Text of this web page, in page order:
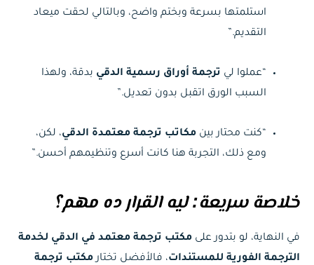
استلمتها بسرعة وبختم واضح، وبالتالي لحقت ميعاد
التقديم.”
“عملوا لي ترجمة أوراق رسمية الدقي بدقة، ولهذا
السبب الورق اتقبل بدون تعديل.”
“كنت محتار بين مكاتب ترجمة معتمدة الدقي، لكن،
ومع ذلك، التجربة هنا كانت أسرع وتنظيمهم أحسن.”
خلاصة سريعة: ليه القرار ده مهم؟
في النهاية، لو بتدور على مكتب ترجمة معتمد في الدقي لخدمة
الترجمة الفورية للمستندات، فالأفضل تختارمكتب ترجمة